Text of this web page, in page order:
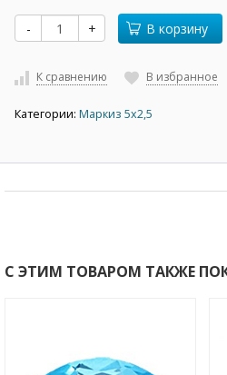
- + В корзину
К сравнению В избранное
Категории: Маркиз 5х2,5
С ЭТИМ ТОВАРОМ ТАКЖЕ